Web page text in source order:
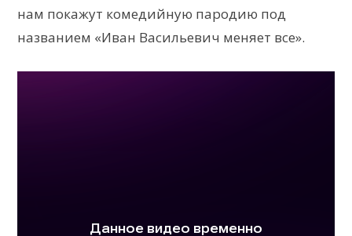
нам покажут комедийную пародию под
названием «Иван Васильевич меняет все».